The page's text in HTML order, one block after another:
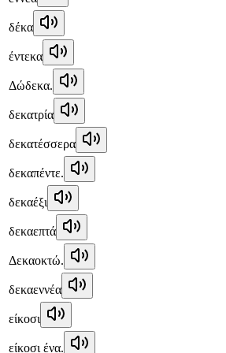
δέκα
έντεκα
Δώδεκα.
δεκατρία
δεκατέσσερα
δεκαπέντε.
δεκαέξι
δεκαεπτά
Δεκαοκτώ.
δεκαεννέα
είκοσι
είκοσι ένα.